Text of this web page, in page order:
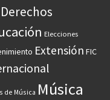
Derechos
Elecciones
Extensión FIC
de Música Música